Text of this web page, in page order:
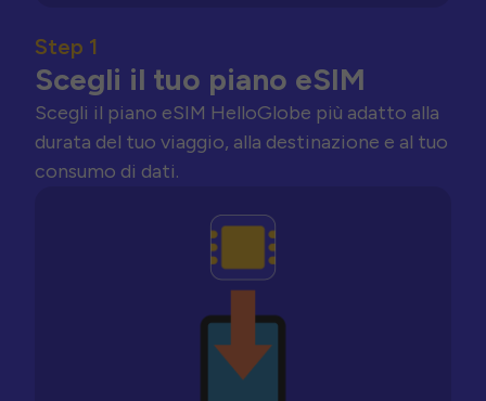
Step 1
Scegli il tuo piano eSIM
Scegli il piano eSIM HelloGlobe più adatto alla
durata del tuo viaggio, alla destinazione e al tuo
consumo di dati.